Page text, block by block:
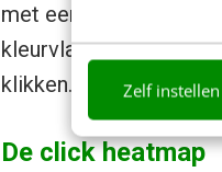
Zelf instellen
met een kleurtje
kleurvlak groter en
klikken. Hotjar
De click heatmap